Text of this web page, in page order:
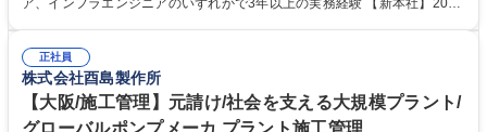
ア、インフラエンジニアのいずれかで3年以上の実務経験 【新本社】2021
でいます。 学歴・資格 学歴：大学院 大学 高専 短大 専修学校 高校 語学
力： 資格：
正社員
株式会社酉島製作所
【大阪/施工管理】元請け/社会を支える大規模プラント/
グローバルポンプメーカ プラント施工管理